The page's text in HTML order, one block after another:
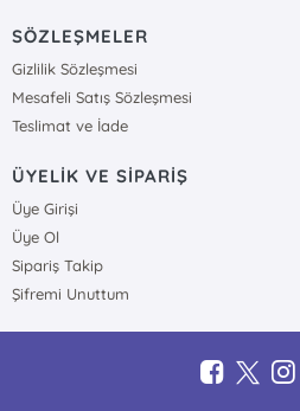
SÖZLEŞMELER
Gizlilik Sözleşmesi
Mesafeli Satış Sözleşmesi
Teslimat ve İade
ÜYELİK VE SİPARİŞ
Üye Girişi
Üye Ol
Sipariş Takip
Şifremi Unuttum